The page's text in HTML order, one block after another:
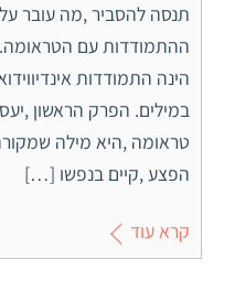
תנסה להסביר ,מה עובר
ההתמודדות עם
הינה התמודדות
במילים. הפרק הראשון
טראומה ,היא מילה
הפצע ,קיים בנפשו […]
קרא עוד